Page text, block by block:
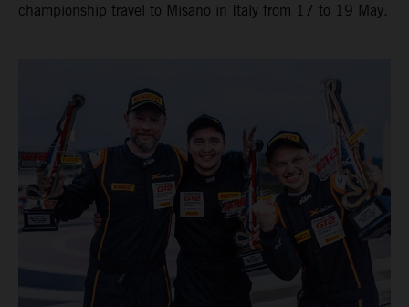
championship travel to Misano in Italy from 17 to 19 May.